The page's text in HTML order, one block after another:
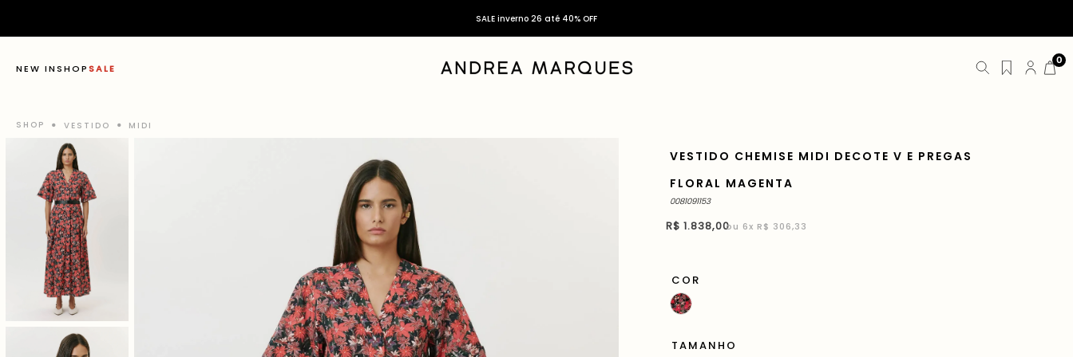
Use o cupom AM15OFF e ganhe 15% off na 1ª compra *consulte condições
SALE inverno 26 até 40% OFF
NEW INSHOPSALE
0
VESTIDO MIDI
VESTIDO CHEMISE MIDI DECOTE V E PREGAS
FLORAL MAGENTA
0081091153
R$ 1.838,00ou 6x R$ 306,33
TAMANHO
COR